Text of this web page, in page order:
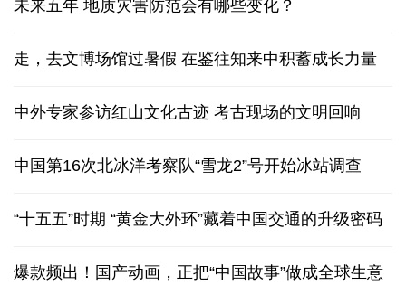
未来五年 地质灾害防范会有哪些变化？
走，去文博场馆过暑假 在鉴往知来中积蓄成长力量
中外专家参访红山文化古迹 考古现场的文明回响
中国第16次北冰洋考察队“雪龙2”号开始冰站调查
“十五五”时期 “黄金大外环”藏着中国交通的升级密码
爆款频出！国产动画，正把“中国故事”做成全球生意